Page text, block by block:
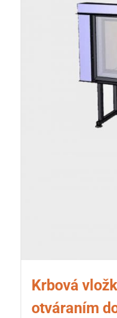
Krbová
otváraním